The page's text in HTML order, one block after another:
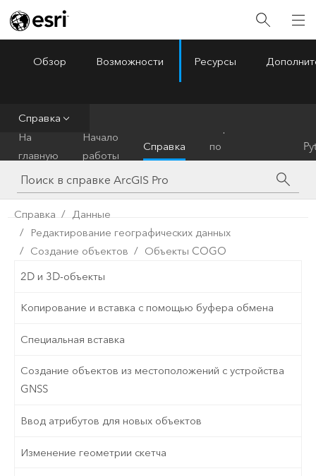
ArcGIS Pro
Обзор Возможности Ресурсы
Справка
На
главную
Начало
работы
Справка
по
инструментам
Справка
Данные
Редактирование географических данных
Создание объектов
Объекты COGO
2D и 3D-объекты
Копирование и вставка с помощью буфера обмена
Специальная вставка
Создание объектов из местоположений с устройства
GNSS
Ввод атрибутов для новых объектов
Изменение геометрии скетча